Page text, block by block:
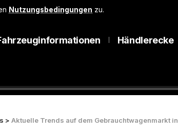
Nutzungsbedingungen zu.
Händlerecke
> Aktuelle Trends auf dem Gebrauchtwagenmarkt in